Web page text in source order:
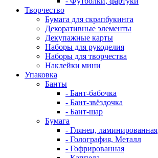
Творчество
Бумага для скрапбукинга
Декоративные элементы
Декупажные карты
Наборы для рукоделия
Наборы для творчества
Наклейки мини
Упаковка
Банты
- Бант-бабочка
- Бант-звёздочка
- Бант-шар
Бумага
- Глянец, ламинированная
- Голография, Металл
- Гофрированная